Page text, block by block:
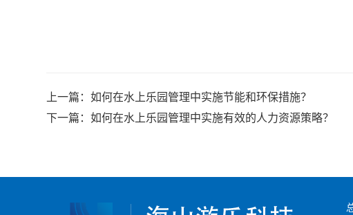
上一篇：如何在水上乐园管理中实施节能和环保措施？
下一篇：如何在水上乐园管理中实施有效的人力资源策略？